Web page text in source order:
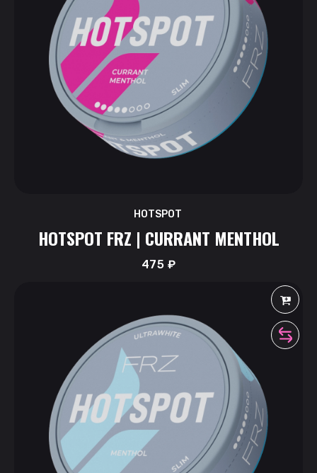
HOTSPOT
HOTSPOT FRZ | CURRANT MENTHOL
475 ₽